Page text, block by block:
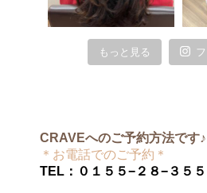
もっと見る
CRAVEへのご予約方法です♪
＊お電話でのご予約＊
TEL：０１５５−２８−３５５